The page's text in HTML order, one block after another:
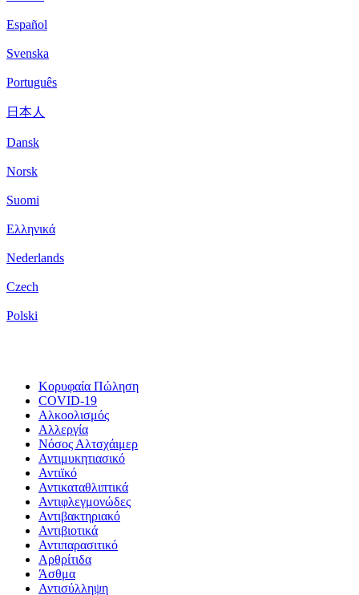
Español
Svenska
Português
日本人
Dansk
Norsk
Suomi
Ελληνικά
Nederlands
Czech
Polski
Κορυφαία Πώληση
COVID-19
Αλκοολισμός
Αλλεργία
Νόσος Αλτσχάιμερ
Αντιμυκητιασικό
Αντιϊκό
Αντικαταθλιπτικά
Αντιφλεγμονώδες
Αντιβακτηριακό
Αντιβιοτικά
Αντιπαρασιτικό
Αρθρίτιδα
Άσθμα
Αντισύλληψη